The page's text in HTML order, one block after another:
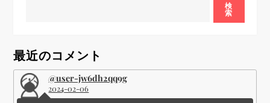
検
索
最近のコメント
@user-jw6dh2qq9g
2024-02-06